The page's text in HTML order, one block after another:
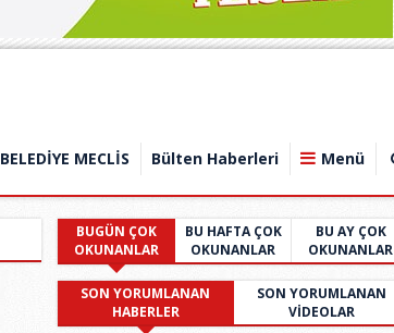
BELEDİYE MECLİS Bülten Haberleri Menü
BUGÜN ÇOK
OKUNANLAR
BU HAFTA ÇOK
OKUNANLAR
BU AY ÇOK
OKUNANLAR
SON YORUMLANAN
HABERLER
SON YORUMLANAN
VİDEOLAR